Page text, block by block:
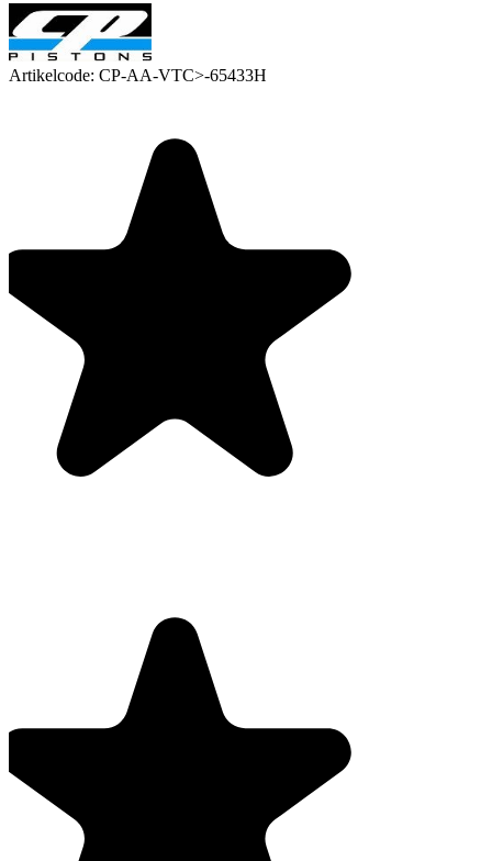
Artikelcode: CP-AA-VTC>-65433H